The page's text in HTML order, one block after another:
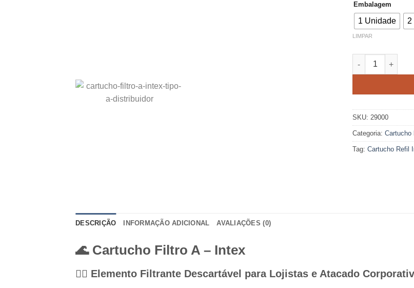
Embalagem
1 Unidade 2
LIMPAR
Cartucho Filtro
SKU: 29000
Categoria: Cartucho
Tag: Cartucho Refil
DESCRIÇÃO INFORMAÇÃO ADICIONAL AVALIAÇÕES (0)
🌊 Cartucho Filtro A – Intex
🏊‍♂️ Elemento Filtrante Descartável para Lojistas e Atacado